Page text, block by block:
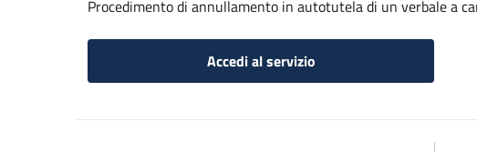
Procedimento di annullamento in autotutela di un verbale a
Accedi al servizio